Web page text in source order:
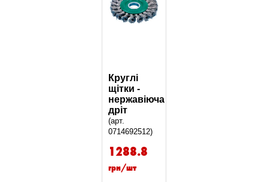
Круглі
щітки -
нержавіюча
дріт
(арт.
0714692512)
1288.8
грн/шт